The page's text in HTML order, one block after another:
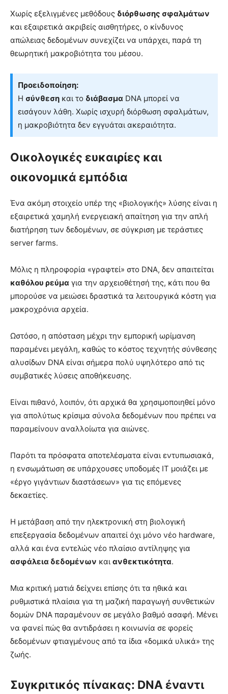
Χωρίς εξελιγμένες μεθόδους διόρθωσης σφαλμάτων
και εξαιρετικά ακριβείς αισθητήρες, ο κίνδυνος
απώλειας δεδομένων συνεχίζει να υπάρχει, παρά τη
θεωρητική μακροβιότητα του μέσου.
Προειδοποίηση:
Η σύνθεση και το διάβασμα DNA μπορεί να
εισάγουν λάθη. Χωρίς ισχυρή διόρθωση σφαλμάτων,
η μακροβιότητα δεν εγγυάται ακεραιότητα.
Οικολογικές ευκαιρίες και
οικονομικά εμπόδια
Ένα ακόμη στοιχείο υπέρ της «βιολογικής» λύσης είναι η
εξαιρετικά χαμηλή ενεργειακή απαίτηση για την απλή
διατήρηση των δεδομένων, σε σύγκριση με τεράστιες
server farms.
Μόλις η πληροφορία «γραφτεί» στο DNA, δεν απαιτείται
καθόλου ρεύμα για την αρχειοθέτησή της, κάτι που θα
μπορούσε να μειώσει δραστικά τα λειτουργικά κόστη για
μακροχρόνια αρχεία.
Ωστόσο, η απόσταση μέχρι την εμπορική ωρίμανση
παραμένει μεγάλη, καθώς το κόστος τεχνητής σύνθεσης
αλυσίδων DNA είναι σήμερα πολύ υψηλότερο από τις
συμβατικές λύσεις αποθήκευσης.
Είναι πιθανό, λοιπόν, ότι αρχικά θα χρησιμοποιηθεί μόνο
για απολύτως κρίσιμα σύνολα δεδομένων που πρέπει να
παραμείνουν αναλλοίωτα για αιώνες.
Παρότι τα πρόσφατα αποτελέσματα είναι εντυπωσιακά,
η ενσωμάτωση σε υπάρχουσες υποδομές IT μοιάζει με
«έργο γιγάντιων διαστάσεων» για τις επόμενες
δεκαετίες.
Η μετάβαση από την ηλεκτρονική στη βιολογική
επεξεργασία δεδομένων απαιτεί όχι μόνο νέο hardware,
αλλά και ένα εντελώς νέο πλαίσιο αντίληψης για
ασφάλεια δεδομένων και ανθεκτικότητα.
Μια κριτική ματιά δείχνει επίσης ότι τα ηθικά και
ρυθμιστικά πλαίσια για τη μαζική παραγωγή συνθετικών
δομών DNA παραμένουν σε μεγάλο βαθμό ασαφή. Μένει
να φανεί πώς θα αντιδράσει η κοινωνία σε φορείς
δεδομένων φτιαγμένους από τα ίδια «δομικά υλικά» της
ζωής.
Συγκριτικός πίνακας: DNA έναντι